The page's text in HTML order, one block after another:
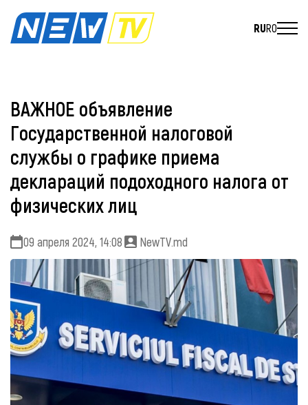
RURO
ВАЖНОЕ объявление
Государственной налоговой
службы о графике приема
деклараций подоходного налога от
физических лиц
09 апреля 2024, 14:08 NewTV.md